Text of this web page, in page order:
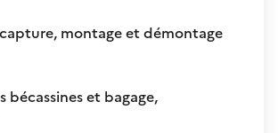
montage et démontage
bécassines et bagage,